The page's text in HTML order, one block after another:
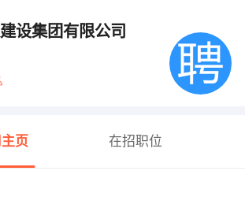
设集团有限公司
页 在招职位